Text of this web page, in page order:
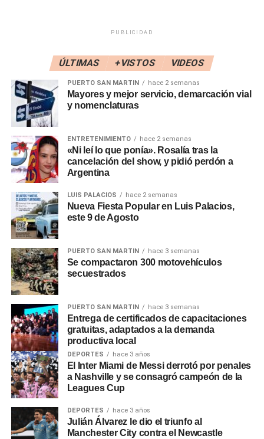
, que será la encargada del desmantelamiento.
«No vamos a seguir financiando ni rosca política ni lugares
donde se paguen favores políticos, ni donde hayan
decenas o cientos de puestos jerárquicos que no suman
nada», insistióAdorni. «Hay un sin fin de institutos que el
Presidente está decidido a cerrar o desmantelar», agregó.
«Los trámites burocráticos no siempre son tan sencillos,
lamentablemente la burocracia pone algunos límites. Nos
encantaría que el INADI esté cerrado hoy, pero no se
puede», continuó el vocero en conferencia de prensa.
Adorniexplicó que el cierre de organismos «en algunos
será por decreto, en otros bastará con la decisión de cada
ministro». Respecto a los posibles despidos,
que «empleado que esté de más no tiene razón de ser
que un argentino abone su sueldo con sus impuestos».
0
PUBLICIDAD
ÚLTIMAS +VISTOS VIDEOS
PUERTO SAN MARTIN hace 2 semanas
Mayores y mejor servicio, demarcación vial
y nomenclaturas
ENTRETENIMIENTO hace 2 semanas
«Ni leí lo que ponía». Rosalía tras la
cancelación del show, y pidió perdón a
Argentina
LUIS PALACIOS hace 2 semanas
Nueva Fiesta Popular en Luis Palacios,
este 9 de Agosto
PUERTO SAN MARTIN hace 3 semanas
Se compactaron 300 motovehículos
secuestrados
PUERTO SAN MARTIN hace 3 semanas
Entrega de certificados de capacitaciones
gratuitas, adaptados a la demanda
productiva local
DEPORTES hace 3 años
El Inter Miami de Messi derrotó por penales
a Nashville y se consagró campeón de la
Leagues Cup
DEPORTES hace 3 años
Julián Álvarez le dio el triunfo al
Manchester City contra el Newcastle